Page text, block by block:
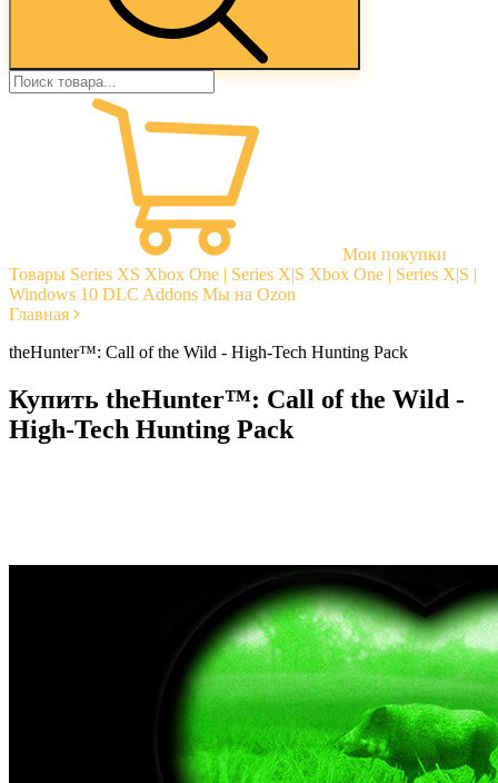
Мои покупки
Товары Series XS Xbox One | Series X|S Xbox One | Series X|S |
Windows 10 DLC Addons Мы на Ozon
Главная
theHunter™: Call of the Wild - High-Tech Hunting Pack
Купить theHunter™: Call of the Wild -
High-Tech Hunting Pack